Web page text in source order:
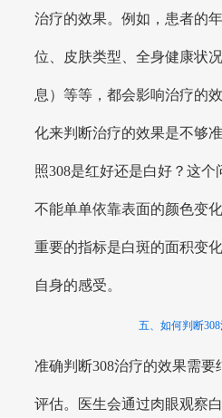
治疗的效果。例如，患者的
位、皮肤类型、全身健康状
息）等等，都会影响治疗的
化来判断治疗的效果是不够准
照308是红好还是白好？这
不能单单依靠表面的颜色变
重要的指标是白斑的面积变
自身的感受。
五、如何判断
准确判断308治疗的效果需
评估。医生会通过肉眼观察